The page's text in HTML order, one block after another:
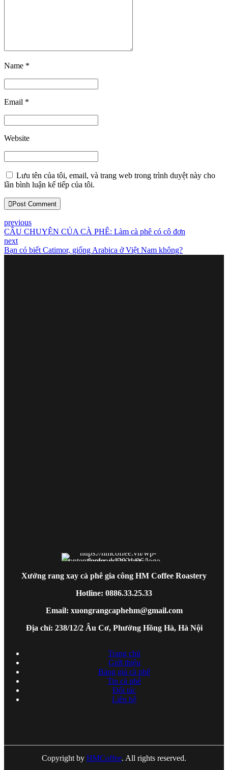
Name *
Email *
Website
Lưu tên của tôi, email, và trang web trong trình duyệt này cho
lần bình luận kế tiếp của tôi.
Post Comment
previous
CÂU CHUYỆN CỦA CÀ PHÊ: Làm cà phê có cô đơn
next
Bạn có biết Catimor, giống Arabica ở Việt Nam không?
Xưởng rang xay cà phê gia công HM Coffee Roastery
Hotline: 0886.33.25.33
Email: xuongrangcaphehm@gmail.com
Địa chỉ: 238/12/2 Âu Cơ, Phường Hồng Hà, Hà Nội
Trang chủ
Giới thiệu
Bảng giá cà phê
Tin cà phê
Đối tác
Liên hệ
Copyright by HMCoffee. All rights reserved.